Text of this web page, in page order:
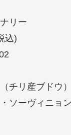
リー
込)
リ産ブドウ）
ソーヴィニョン